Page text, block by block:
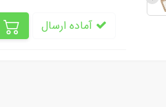
آماده ارسال